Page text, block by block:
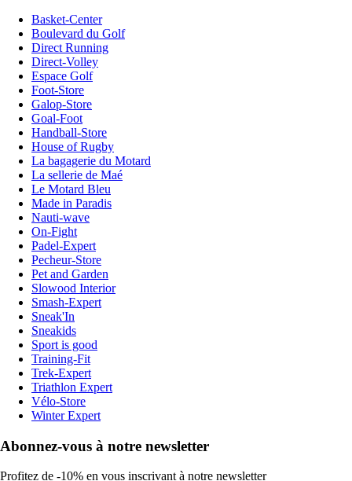
Basket-Center
Boulevard du Golf
Direct Running
Direct-Volley
Espace Golf
Foot-Store
Galop-Store
Goal-Foot
Handball-Store
House of Rugby
La bagagerie du Motard
La sellerie de Maé
Le Motard Bleu
Made in Paradis
Nauti-wave
On-Fight
Padel-Expert
Pecheur-Store
Pet and Garden
Slowood Interior
Smash-Expert
Sneak'In
Sneakids
Sport is good
Training-Fit
Trek-Expert
Triathlon Expert
Vélo-Store
Winter Expert
Abonnez-vous à notre newsletter
Profitez de -10% en vous inscrivant à notre newsletter